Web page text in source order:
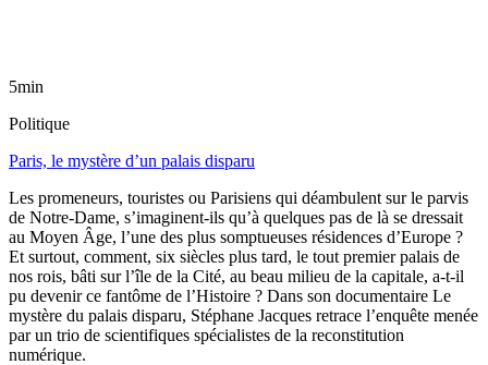
5min
Politique
Paris, le mystère d’un palais disparu
Les promeneurs, touristes ou Parisiens qui déambulent sur le parvis
de Notre-Dame, s’imaginent-ils qu’à quelques pas de là se dressait
au Moyen Âge, l’une des plus somptueuses résidences d’Europe ?
Et surtout, comment, six siècles plus tard, le tout premier palais de
nos rois, bâti sur l’île de la Cité, au beau milieu de la capitale, a-t-il
pu devenir ce fantôme de l’Histoire ? Dans son documentaire Le
mystère du palais disparu, Stéphane Jacques retrace l’enquête menée
par un trio de scientifiques spécialistes de la reconstitution
numérique.